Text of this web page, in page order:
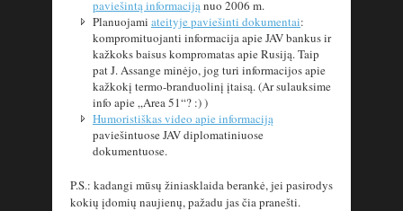
paviešintą informacijąnuo 2006 m.
Planuojami ateityje paviešinti dokumentai:
kompromituojanti informacija apie JAV bankus ir
kažkoks baisus kompromatas apie Rusiją. Taip
pat J. Assange minėjo, jog turi informacijos apie
kažkokį termo-branduolinį įtaisą. (Ar sulauksime
info apie „Area 51“? :) )
Humoristiškas video apie informaciją
paviešintuose JAV diplomatiniuose
dokumentuose.
P.S.: kadangi mūsų žiniasklaida berankė, jei pasirodys
kokių įdomių naujienų, pažadu jas čia pranešti.